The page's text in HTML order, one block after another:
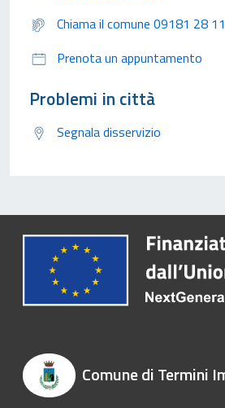
Chiama il comune 09181 28
Prenota un appuntamento
Problemi in città
Segnala disservizio
Comune di Termini